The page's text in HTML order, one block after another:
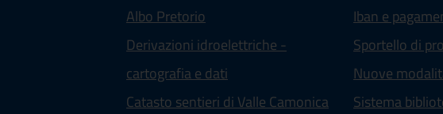
Albo Pretorio
Derivazioni idroelettriche -
cartografia e dati
Catasto sentieri di Valle Camonica
Iban e
Sportello di
Nuove
Sistema